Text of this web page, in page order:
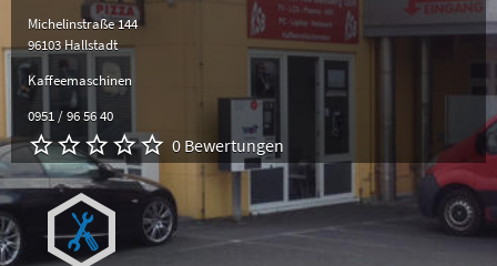
Michelinstraße 144
96103 Hallstadt
Kaffeemaschinen
0951 / 96 56 40
0 Bewertungen